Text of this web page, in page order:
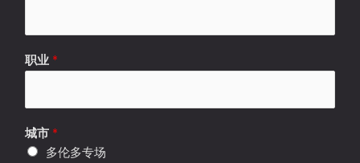
职业 *
城市 *
多伦多专场